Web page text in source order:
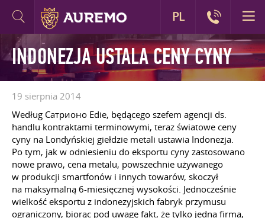
INDONEZJA USTALA CENY CYNY
19 sierpnia 2014
Według Сатрионо Edie, będącego szefem agencji ds.
handlu kontraktami terminowymi, teraz światowe ceny
cyny na Londyńskiej giełdzie metali ustawia Indonezja.
Po tym, jak w odniesieniu do eksportu cyny zastosowano
nowe prawo, cena metalu, powszechnie używanego
w produkcji smartfonów i innych towarów, skoczył
na maksymalną 6-miesięcznej wysokości. Jednocześnie
wielkość eksportu z indonezyjskich fabryk przymusu
ograniczony, biorąc pod uwagę fakt, że tylko jedna firma,
PL